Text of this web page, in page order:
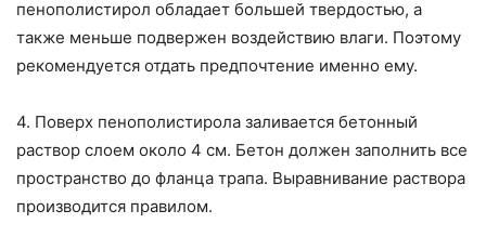
пенополистирол обладает большей твердостью, а
также меньше подвержен воздействию влаги. Поэтому
рекомендуется отдать предпочтение именно ему.
4. Поверх пенополистирола заливается бетонный
раствор слоем около 4 см. Бетон должен заполнить все
пространство до фланца трапа. Выравнивание раствора
производится правилом.